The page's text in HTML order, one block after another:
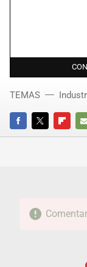
FACEBOOKTWITTER
E-
TEMAS